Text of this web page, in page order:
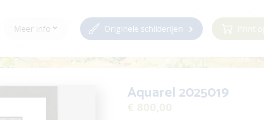
Meer info Originele schilderijen
Aquarel 2025019